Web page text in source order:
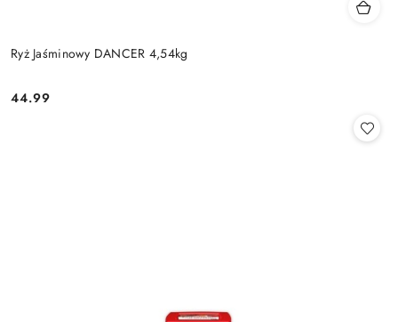
Ryż Jaśminowy DANCER 4,54kg
Cena:
44.99